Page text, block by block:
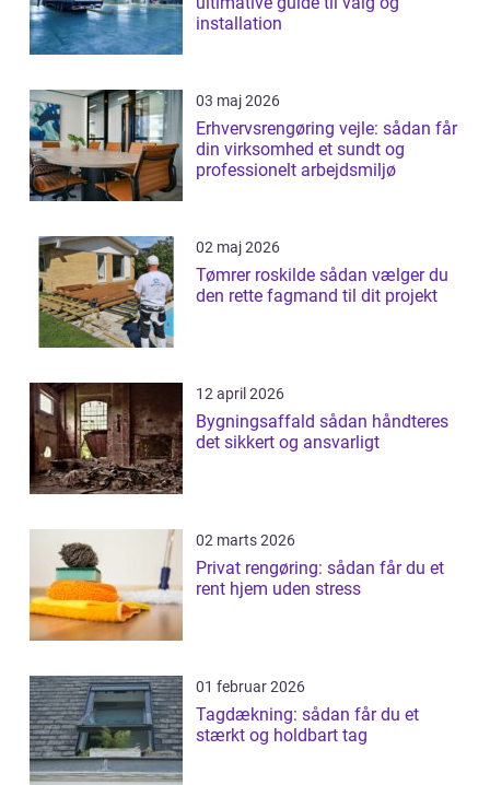
installation
03 maj 2026
Erhvervsrengøring vejle: sådan får
din virksomhed et sundt og
professionelt arbejdsmiljø
02 maj 2026
Tømrer roskilde sådan vælger du
den rette fagmand til dit projekt
12 april 2026
Bygningsaffald sådan håndteres
det sikkert og ansvarligt
02 marts 2026
Privat rengøring: sådan får du et
rent hjem uden stress
01 februar 2026
Tagdækning: sådan får du et
stærkt og holdbart tag